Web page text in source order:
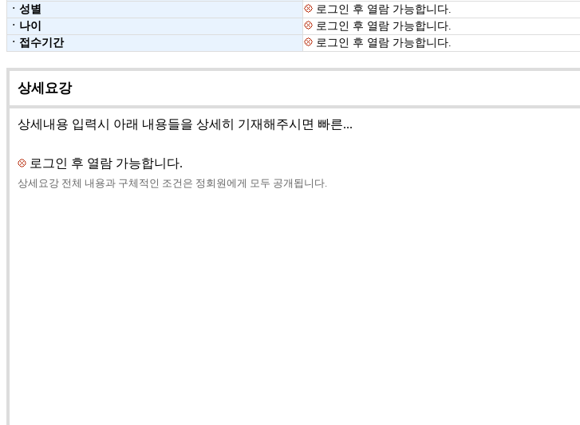
ㆍ성별
로그인 후 열람 가능합니다.
ㆍ나이
로그인 후 열람 가능합니다.
ㆍ접수기간
로그인 후 열람 가능합니다.
상세요강
상세내용 입력시 아래 내용들을 상세히 기재해주시면 빠른...
로그인 후 열람 가능합니다.
상세요강 전체 내용과 구체적인 조건은 정회원에게 모두 공개됩니다.